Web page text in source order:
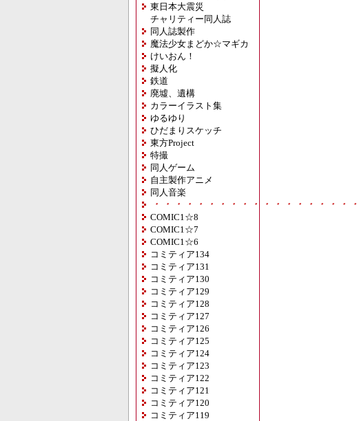
東日本大震災
チャリティー同人誌
同人誌製作
魔法少女まどか☆マギカ
けいおん！
擬人化
鉄道
廃墟、遺構
カラーイラスト集
ゆるゆり
ひだまりスケッチ
東方Project
特撮
同人ゲーム
自主製作アニメ
同人音楽
・・・・・・・・・・・・・・・・・・・
COMIC1☆8
COMIC1☆7
COMIC1☆6
コミティア134
コミティア131
コミティア130
コミティア129
コミティア128
コミティア127
コミティア126
コミティア125
コミティア124
コミティア123
コミティア122
コミティア121
コミティア120
コミティア119